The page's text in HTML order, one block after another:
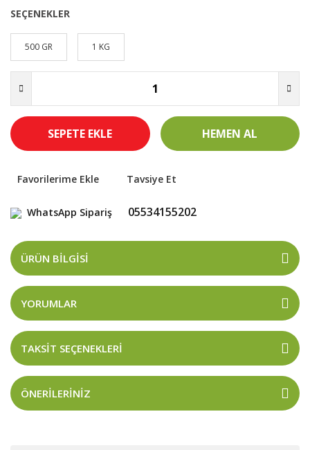
SEÇENEKLER
500 GR 1 KG
SEPETE EKLE HEMEN AL
Tavsiye Et
WhatsApp Sipariş 05534155202
ÜRÜN BILGISI
YORUMLAR
TAKSIT SEÇENEKLERI
ÖNERILERINIZ